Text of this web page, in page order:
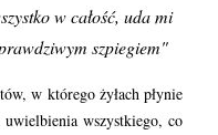
w całość, uda mi
szpiegiem"
którego żyłach płynie
uwielbienia wszystkiego, co